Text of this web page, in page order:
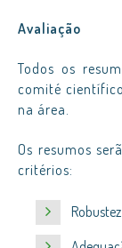
Avaliação
Todos os
comité
na área.
Os resumos
critérios: